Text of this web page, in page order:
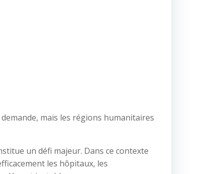
mais les régions humanitaires
un défi majeur. Dans ce contexte
les hôpitaux, les